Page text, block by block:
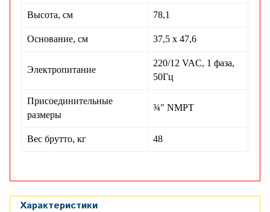
Высота, см 78,1
Основание, см 37,5 х 47,6
Электропитание
220/12 VAC, 1 фаза,
50Гц
Присоединительные
размеры
¾" NMPT
Вес брутто, кг 48
Характеристики